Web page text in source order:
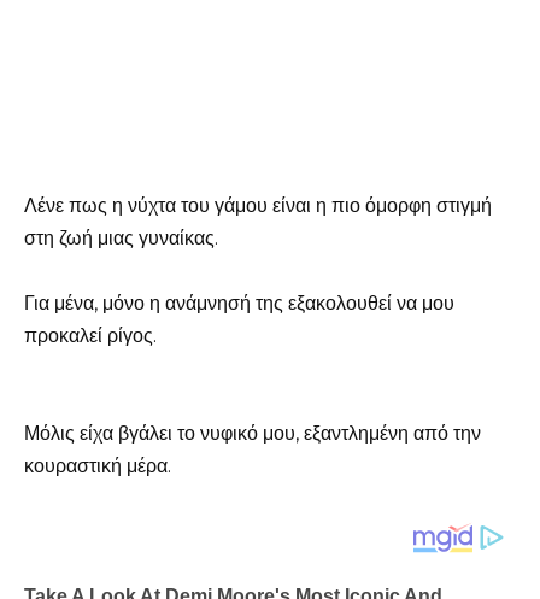
Λένε πως η νύχτα του γάμου είναι η πιο όμορφη στιγμή
στη ζωή μιας γυναίκας.
Για μένα, μόνο η ανάμνησή της εξακολουθεί να μου
προκαλεί ρίγος.
Μόλις είχα βγάλει το νυφικό μου, εξαντλημένη από την
κουραστική μέρα.